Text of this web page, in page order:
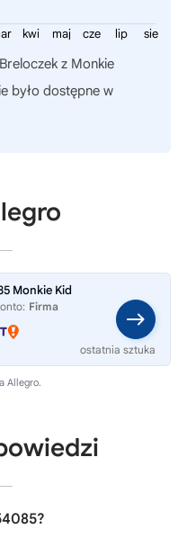
sie
lip
cze
maj
kwi
Breloczek z Monkie
było dostępne w
Monkie Kid
Firma
ostatnia sztuka
Allegro.